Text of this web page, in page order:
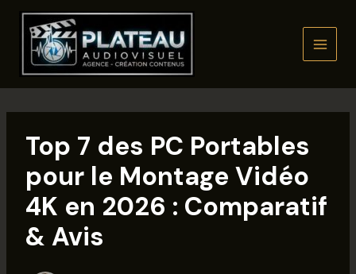
contenu
Top 7 des PC Portables
pour le Montage Vidéo
4K en 2026 : Comparatif
& Avis